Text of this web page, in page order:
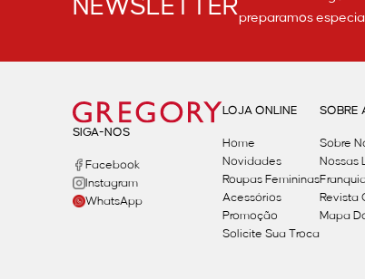
NEWSLETTERpreparamos
SIGA-NOS
Facebook
Instagram
WhatsApp
LOJA ONLINE
Home
Novidades
Roupas Femininas
Acessórios
Promoção
Solicite Sua Troca
SOBRE
Sobre
Nossas
Revista
Mapa